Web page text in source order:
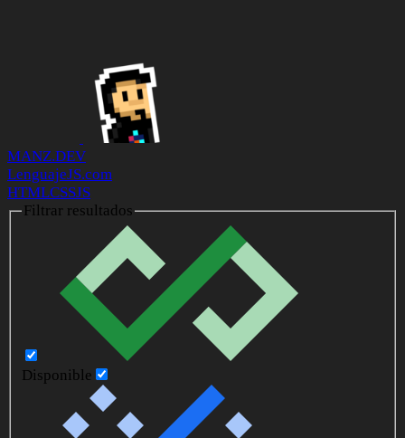
MANZ.DEV
LenguajeJS.com
HTMLCSSJS
Filtrar resultados
Disponible